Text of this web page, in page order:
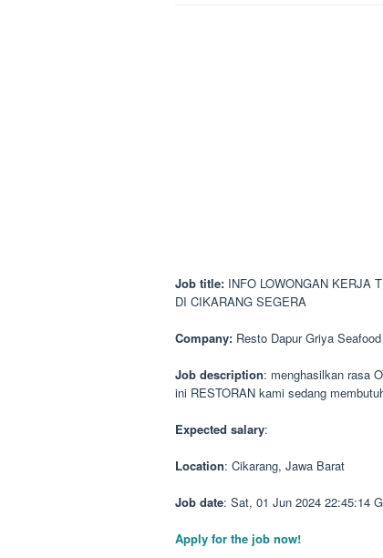
Job title: INFO LOWONGAN KERJA
DI CIKARANG SEGERA
Company: Resto Dapur Griya Seafood
Job description: menghasilkan rasa
ini RESTORAN kami sedang
Expected salary:
Location: Cikarang, Jawa Barat
Job date: Sat, 01 Jun 2024 22:45:14
Apply for the job now!